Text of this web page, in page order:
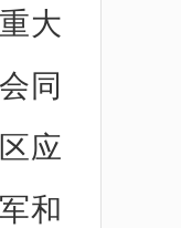
大
同
应
和